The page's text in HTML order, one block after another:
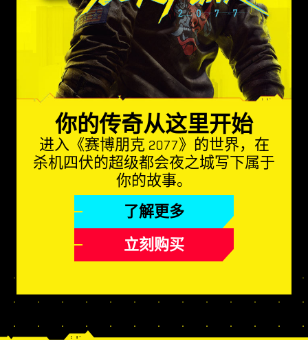
你的传奇从这里开始
进入《赛博朋克 2077》的世界，在
杀机四伏的超级都会夜之城写下属于
你的故事。
了解更多
立刻购买